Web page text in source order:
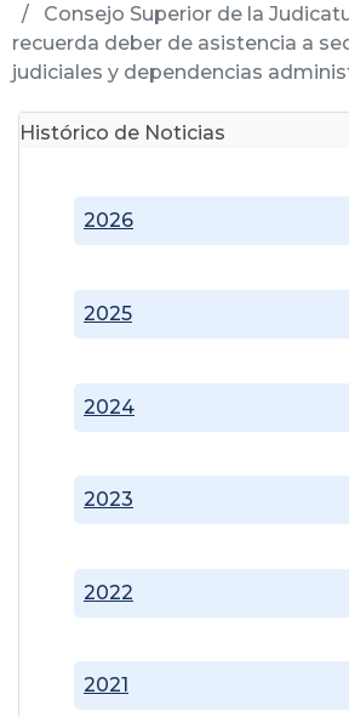
Consejo Superior de la
recuerda deber de asistencia a
judiciales y dependencias
Histórico de Noticias
2021
2022
2023
2024
2025
2026